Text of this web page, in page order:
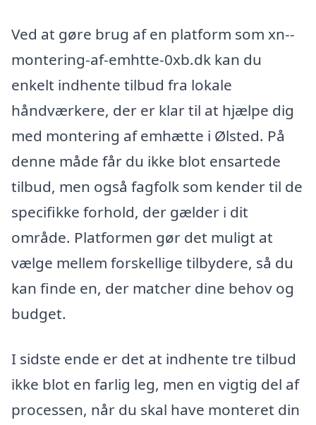
Ved at gøre brug af en platform som xn--
montering-af-emhtte-0xb.dk kan du
enkelt indhente tilbud fra lokale
håndværkere, der er klar til at hjælpe dig
med montering af emhætte i Ølsted. På
denne måde får du ikke blot ensartede
tilbud, men også fagfolk som kender til de
specifikke forhold, der gælder i dit
område. Platformen gør det muligt at
vælge mellem forskellige tilbydere, så du
kan finde en, der matcher dine behov og
budget.
I sidste ende er det at indhente tre tilbud
ikke blot en farlig leg, men en vigtig del af
processen, når du skal have monteret din